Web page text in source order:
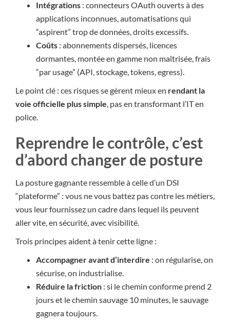
Intégrations : connecteurs OAuth ouverts à des
applications inconnues, automatisations qui
“aspirent” trop de données, droits excessifs.
Coûts : abonnements dispersés, licences
dormantes, montée en gamme non maîtrisée, frais
“par usage” (API, stockage, tokens, egress).
Le point clé : ces risques se gèrent mieux en rendant la
voie officielle plus simple, pas en transformant l’IT en
police.
Reprendre le contrôle, c’est
d’abord changer de posture
La posture gagnante ressemble à celle d’un DSI
“plateforme” : vous ne vous battez pas contre les métiers,
vous leur fournissez un cadre dans lequel ils peuvent
aller vite, en sécurité, avec visibilité.
Trois principes aident à tenir cette ligne :
Accompagner avant d’interdire : on régularise, on
sécurise, on industrialise.
Réduire la friction : si le chemin conforme prend 2
jours et le chemin sauvage 10 minutes, le sauvage
gagnera toujours.